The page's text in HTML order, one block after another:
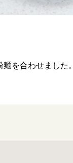
を合わせました